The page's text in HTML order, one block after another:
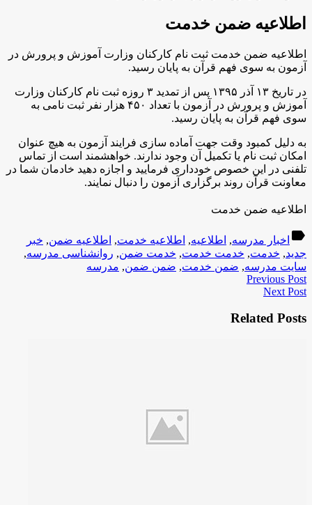
اطلاعیه ضمن خدمت
اطلاعیه ضمن خدمت ثبت نام کارکنان وزارت آموزش و پرورش در
آزمون به سوی فهم قرآن به پایان رسید.
در تاریخ ۱۳ آذر ۱۳۹۵ پس از تمدید ۳ روزه ثبت نام کارکنان وزارت
آموزش و پرورش در آزمون با تعداد ۴۵۰ هزار نفر ثبت نامی به
سوی فهم قرآن به پایان رسید.
به دلیل کمبود وقت جهت آماده سازی فرایند آزمون به هیچ عنوان
امکان ثبت نام یا تکمیل آن وجود ندارند. خواهشمند است از تماس
تلفنی در این خصوص خودداری فرمایید و اجازه دهید خادمان شما در
معاونت قرآن روند برگزاری آزمون را دنبال نمایند.
اطلاعیه ضمن خدمت
label اخبار مدرسه, اطلاعیه, اطلاعیه خدمت, اطلاعیه ضمن, خبر
جدید, خدمت, خدمت خدمت, خدمت ضمن, روانشناسی مدرسه,
سایت مدرسه, ضمن خدمت, ضمن ضمن, مدرسه
Previous Post
Next Post
Related Posts